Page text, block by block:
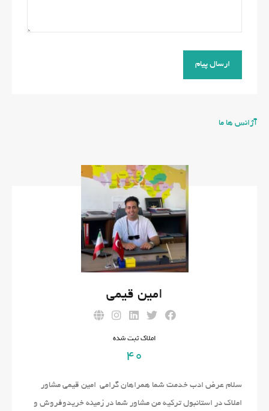
آژانس ها ما
امین قیمی
املاک ثبت شده
40
سلام عرض ادب خدمت شما همراهان گرامی امین قیمی مشاور
املاک در استانبول ترکیه من مشاور شما در زمینه خریدوفروش و